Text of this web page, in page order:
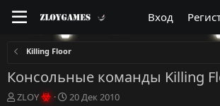
Вход
Killing Floor
Консольные команды Killing
А
ZLOY
Д
20 Дек 2010